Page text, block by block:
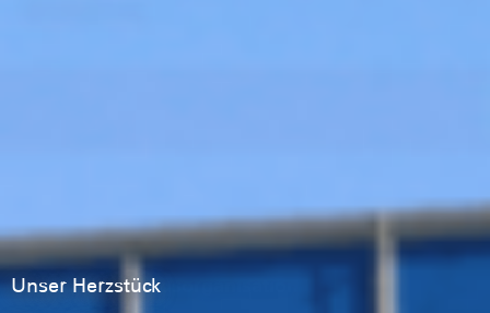
Unser Herzstück
Alles zur Verbandsorganisation: